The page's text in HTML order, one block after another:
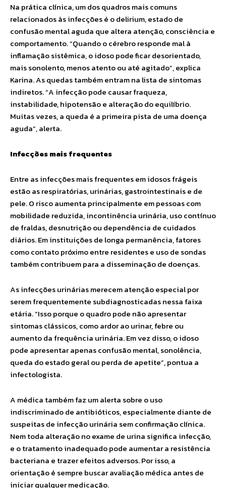
Na prática clínica, um dos quadros mais comuns
relacionados às infecções é o delirium, estado de
confusão mental aguda que altera atenção, consciência e
comportamento. “Quando o cérebro responde mal à
inflamação sistêmica, o idoso pode ficar desorientado,
mais sonolento, menos atento ou até agitado”, explica
Karina. As quedas também entram na lista de sintomas
indiretos. “A infecção pode causar fraqueza,
instabilidade, hipotensão e alteração do equilíbrio.
Muitas vezes, a queda é a primeira pista de uma doença
aguda”, alerta.
Infecções mais frequentes
Entre as infecções mais frequentes em idosos frágeis
estão as respiratórias, urinárias, gastrointestinais e de
pele. O risco aumenta principalmente em pessoas com
mobilidade reduzida, incontinência urinária, uso contínuo
de fraldas, desnutrição ou dependência de cuidados
diários. Em instituições de longa permanência, fatores
como contato próximo entre residentes e uso de sondas
também contribuem para a disseminação de doenças.
As infecções urinárias merecem atenção especial por
serem frequentemente subdiagnosticadas nessa faixa
etária. “Isso porque o quadro pode não apresentar
sintomas clássicos, como ardor ao urinar, febre ou
aumento da frequência urinária. Em vez disso, o idoso
pode apresentar apenas confusão mental, sonolência,
queda do estado geral ou perda de apetite”, pontua a
infectologista.
A médica também faz um alerta sobre o uso
indiscriminado de antibióticos, especialmente diante de
suspeitas de infecção urinária sem confirmação clínica.
Nem toda alteração no exame de urina significa infecção,
e o tratamento inadequado pode aumentar a resistência
bacteriana e trazer efeitos adversos. Por isso, a
orientação é sempre buscar avaliação médica antes de
iniciar qualquer medicação.